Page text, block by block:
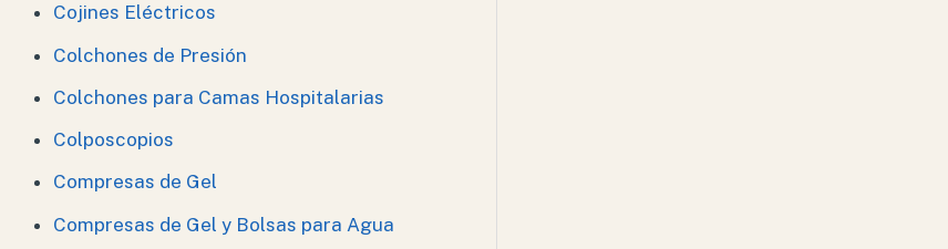
Cojines Eléctricos
Colchones de Presión
Colchones para Camas Hospitalarias
Colposcopios
Compresas de Gel
Compresas de Gel y Bolsas para Agua